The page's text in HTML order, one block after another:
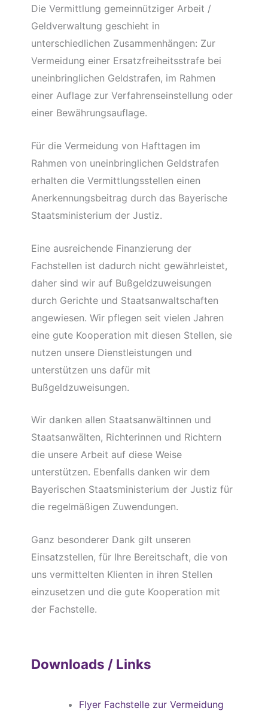
Die Vermittlung gemeinnütziger Arbeit /
Geldverwaltung geschieht in
unterschiedlichen Zusammenhängen: Zur
Vermeidung einer Ersatzfreiheitsstrafe bei
uneinbringlichen Geldstrafen, im Rahmen
einer Auflage zur Verfahrenseinstellung oder
einer Bewährungsauflage.
Für die Vermeidung von Hafttagen im
Rahmen von uneinbringlichen Geldstrafen
erhalten die Vermittlungsstellen einen
Anerkennungsbeitrag durch das Bayerische
Staatsministerium der Justiz.
Eine ausreichende Finanzierung der
Fachstellen ist dadurch nicht gewährleistet,
daher sind wir auf Bußgeldzuweisungen
durch Gerichte und Staatsanwaltschaften
angewiesen. Wir pflegen seit vielen Jahren
eine gute Kooperation mit diesen Stellen, sie
nutzen unsere Dienstleistungen und
unterstützen uns dafür mit
Bußgeldzuweisungen.
Wir danken allen Staatsanwältinnen und
Staatsanwälten, Richterinnen und Richtern
die unsere Arbeit auf diese Weise
unterstützen. Ebenfalls danken wir dem
Bayerischen Staatsministerium der Justiz für
die regelmäßigen Zuwendungen.
Ganz besonderer Dank gilt unseren
Einsatzstellen, für Ihre Bereitschaft, die von
uns vermittelten Klienten in ihren Stellen
einzusetzen und die gute Kooperation mit
der Fachstelle.
Downloads / Links
Flyer Fachstelle zur Vermeidung